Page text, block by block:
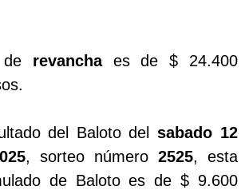
Día
Noche
de revanchaes de $ 24.400
del Baloto del sabado 12
, sorteo número 2525, esta
de Baloto es de $ 9.600